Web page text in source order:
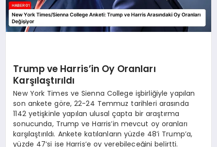
Trump ve Harris’in Oy Oranları
Karşılaştırıldı
New York Times ve Sienna College işbirliğiyle yapılan
son ankete göre, 22-24 Temmuz tarihleri arasında
1142 yetişkinle yapılan ulusal çapta bir araştırma
sonucunda, Trump ve Harris’in mevcut oy oranları
karşılaştırıldı. Ankete katılanların yüzde 48’i Trump’a,
yüzde 47’si ise Harris’e oy verebileceğini belirtti.